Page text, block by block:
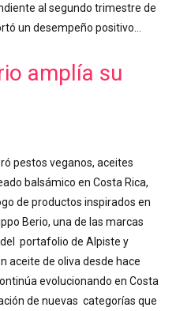
al segundo trimestre de
un desempeño positivo…
amplía su
pestos veganos, aceites
balsámico en Costa Rica,
de productos inspirados en
Berio, una de las marcas
portafolio de Alpiste y
aceite de oliva desde hace
evolucionando en Costa
de nuevas categorías que